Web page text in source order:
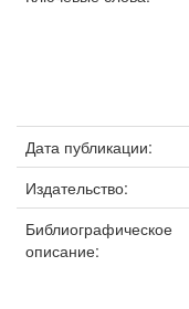
Дата публикации:
Издательство:
Библиографическое
описание: